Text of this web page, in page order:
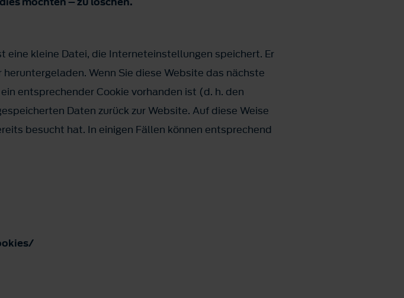
eine kleine Datei, die Interneteinstellungen speichert. Er
Wenn Sie diese Website das nächste
entsprechender Cookie vorhanden ist (d. h. den
Daten zurück zur Website. Auf diese Weise
besucht hat. In einigen Fällen können entsprechend